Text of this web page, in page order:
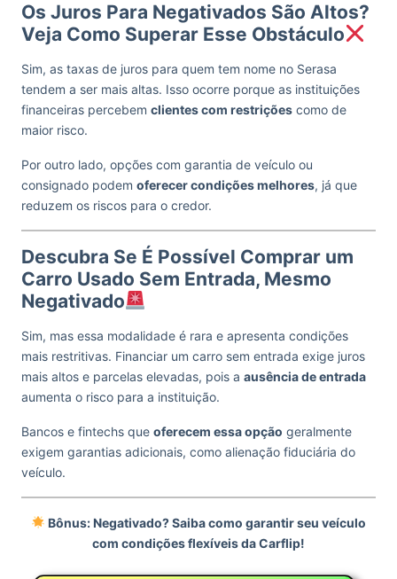
Os Juros Para Negativados São Altos?
Veja Como Superar Esse Obstáculo
Sim, as taxas de juros para quem tem nome no Serasa
tendem a ser mais altas. Isso ocorre porque as instituições
financeiras percebem clientes com restrições como de
maior risco.
Por outro lado, opções com garantia de veículo ou
consignado podem oferecer condições melhores, já que
reduzem os riscos para o credor.
Descubra Se É Possível Comprar um
Carro Usado Sem Entrada, Mesmo
Negativado
Sim, mas essa modalidade é rara e apresenta condições
mais restritivas. Financiar um carro sem entrada exige juros
mais altos e parcelas elevadas, pois a ausência de entrada
aumenta o risco para a instituição.
Bancos e fintechs que oferecem essa opção geralmente
exigem garantias adicionais, como alienação fiduciária do
veículo.
Bônus: Negativado? Saiba como garantir seu veículo
com condições flexíveis da Carflip!